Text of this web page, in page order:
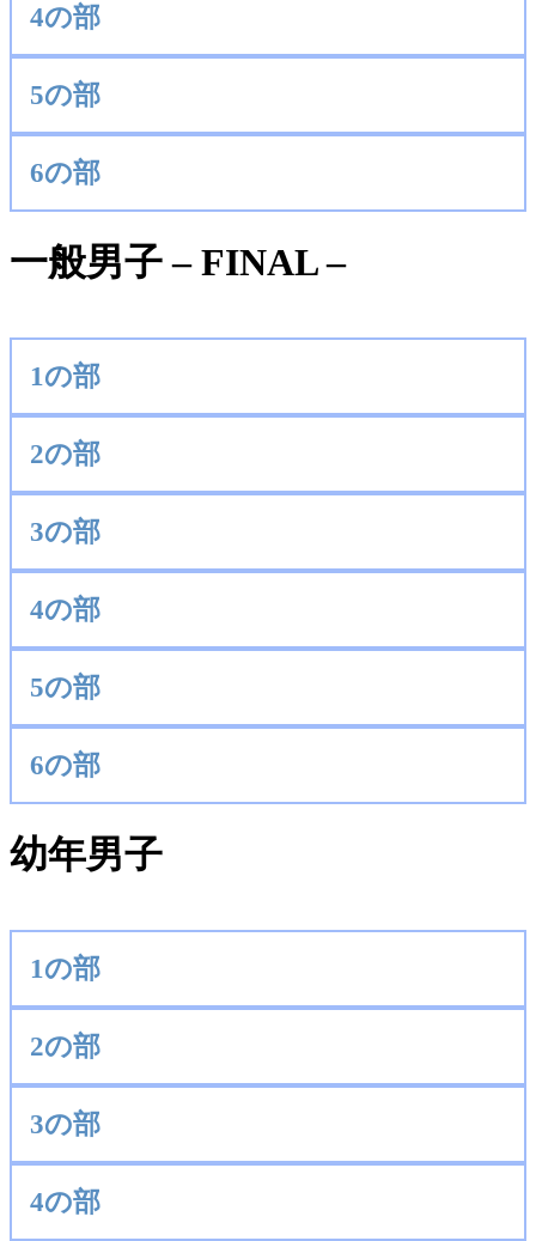
4の部
5の部
6の部
一般男子 – FINAL –
1の部
2の部
3の部
4の部
5の部
6の部
幼年男子
1の部
2の部
3の部
4の部